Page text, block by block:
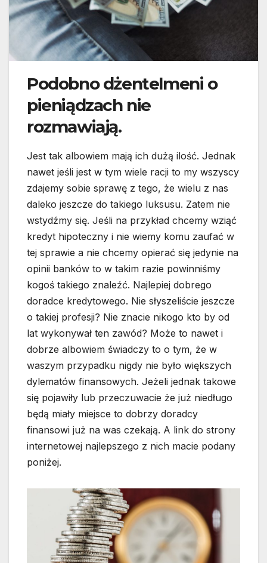
Podobno dżentelmeni o
pieniądzach nie
rozmawiają.
Jest tak albowiem mają ich dużą ilość. Jednak
nawet jeśli jest w tym wiele racji to my wszyscy
zdajemy sobie sprawę z tego, że wielu z nas
daleko jeszcze do takiego luksusu. Zatem nie
wstydźmy się. Jeśli na przykład chcemy wziąć
kredyt hipoteczny i nie wiemy komu zaufać w
tej sprawie a nie chcemy opierać się jedynie na
opinii banków to w takim razie powinniśmy
kogoś takiego znaleźć. Najlepiej dobrego
doradce kredytowego. Nie słyszeliście jeszcze
o takiej profesji? Nie znacie nikogo kto by od
lat wykonywał ten zawód? Może to nawet i
dobrze albowiem świadczy to o tym, że w
waszym przypadku nigdy nie było większych
dylematów finansowych. Jeżeli jednak takowe
się pojawiły lub przeczuwacie że już niedługo
będą miały miejsce to dobrzy doradcy
finansowi już na was czekają. A link do strony
internetowej najlepszego z nich macie podany
poniżej.